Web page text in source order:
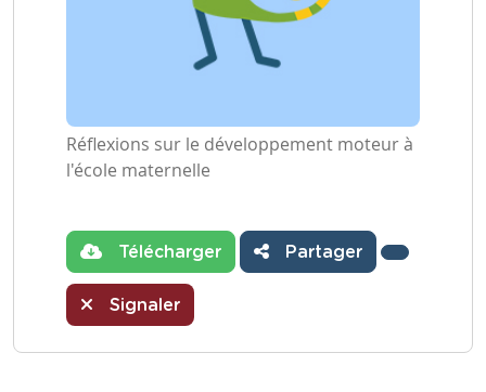
Réflexions sur le développement moteur à
l'école maternelle
Télécharger Partager
Signaler